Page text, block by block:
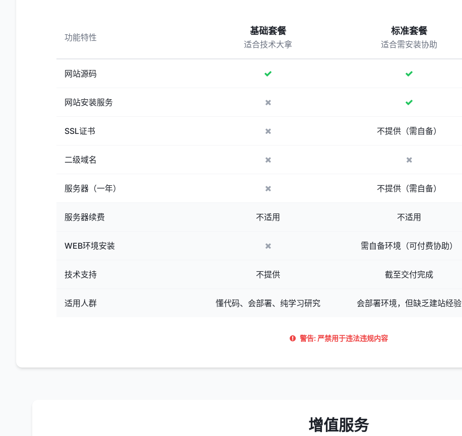
功能特性
基础套餐
适合技术大拿
标准套餐
适合需安装协助
网站源码
网站安装服务
SSL证书 不提供（需自备）
二级域名
服务器（一年） 不提供（需自备）
服务器续费 不适用 不适用
WEB环境安装 需自备环境（可付费协助）
技术支持 不提供 截至交付完成
适用人群 懂代码、会部署、纯学习研究 会部署环境，但缺乏建站经验
警告: 严禁用于违法违规内容
增值服务